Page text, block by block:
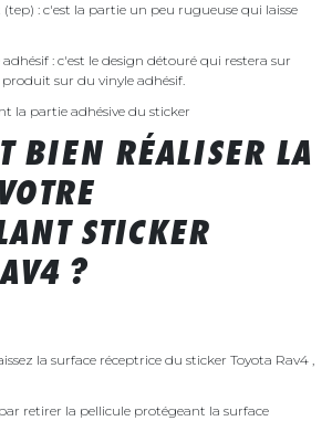
: c'est la partie un peu rugueuse qui laisse
: c'est le design détouré qui restera sur
sur du vinyle adhésif.
la partie adhésive du sticker
BIEN RÉALISER LA
STICKER
?
la surface réceptrice du sticker Toyota Rav4 ,
retirer la pellicule protégeant la surface